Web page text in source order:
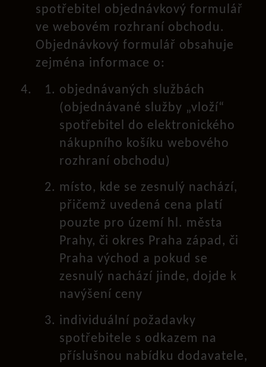
spotřebitel objednávkový formulář
ve webovém rozhraní obchodu.
Objednávkový formulář obsahuje
zejména informace o:
objednávaných službách
(objednávané služby „vloží“
spotřebitel do elektronického
nákupního košíku webového
rozhraní obchodu)
místo, kde se zesnulý nachází,
přičemž uvedená cena platí
pouzte pro území hl. města
Prahy, či okres Praha západ, či
Praha východ a pokud se
zesnulý nachází jinde, dojde k
navýšení ceny
individuální požadavky
spotřebitele s odkazem na
příslušnou nabídku dodavatele,